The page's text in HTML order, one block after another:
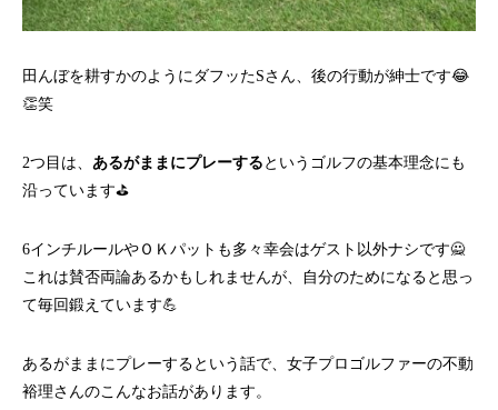
田んぼを耕すかのようにダフッたSさん、後の行動が紳士です😂
👏笑
2つ目は、 あるがままにプレーする というゴルフの基本理念にも
沿っています⛳
6インチルールやＯＫパットも多々幸会はゲスト以外ナシです🙅
これは賛否両論あるかもしれませんが、自分のためになると思っ
て毎回鍛えています💪
あるがままにプレーするという話で、女子プロゴルファーの不動
裕理さんのこんなお話があります。